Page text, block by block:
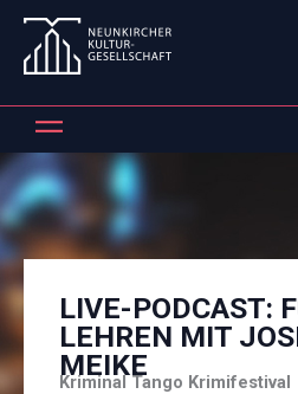
Zum
Inhalt
springen
LIVE-PODCAST:
LEHREN MIT
MEIKE
Kriminal Tango Krimifestival